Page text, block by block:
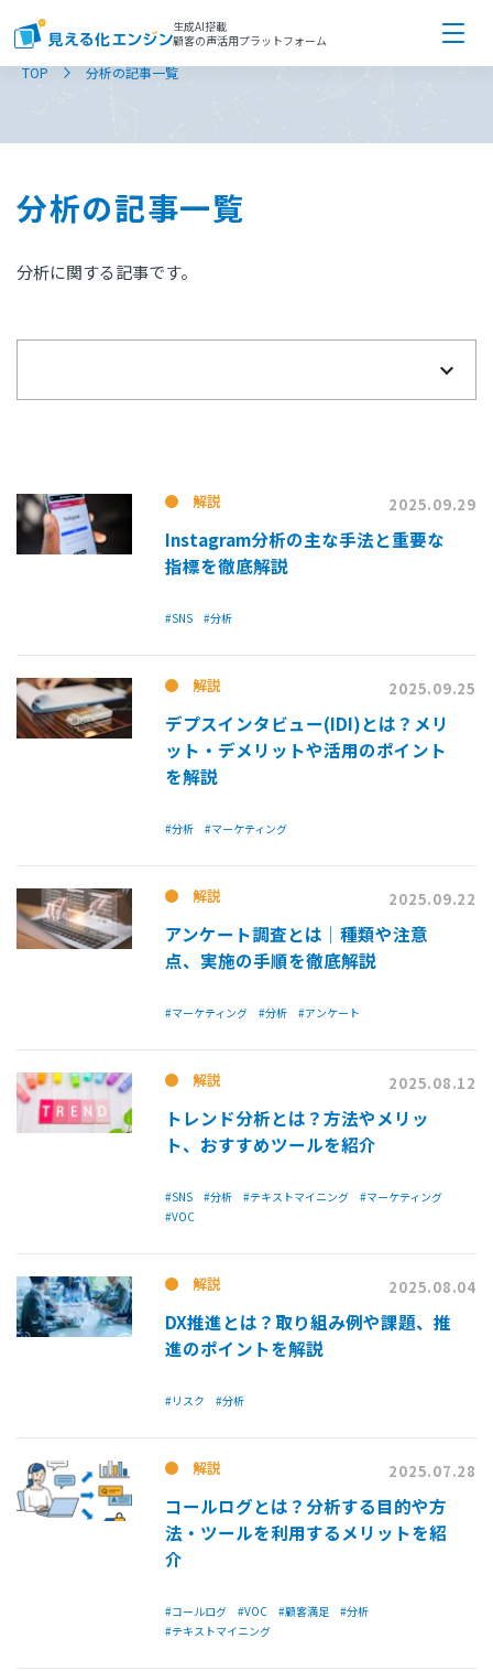
生成AI搭載
顧客の声活用プラットフォーム
TOP 分析の記事一覧
分析の記事一覧
分析に関する記事です。
解説 2025.09.29
Instagram分析の主な手法と重要な
指標を徹底解説
#SNS #分析
解説 2025.09.25
デプスインタビュー(IDI)とは？メリ
ット・デメリットや活用のポイント
を解説
#分析 #マーケティング
解説 2025.09.22
アンケート調査とは│種類や注意
点、実施の手順を徹底解説
#マーケティング #分析 #アンケート
解説 2025.08.12
トレンド分析とは？方法やメリッ
ト、おすすめツールを紹介
#SNS #分析 #テキストマイニング
#マーケティング
#VOC
解説 2025.08.04
DX推進とは？取り組み例や課題、推
進のポイントを解説
#リスク #分析
解説 2025.07.28
コールログとは？分析する目的や方
法・ツールを利用するメリットを紹
介
#コールログ #VOC #顧客満足
#分析
#テキストマイニング